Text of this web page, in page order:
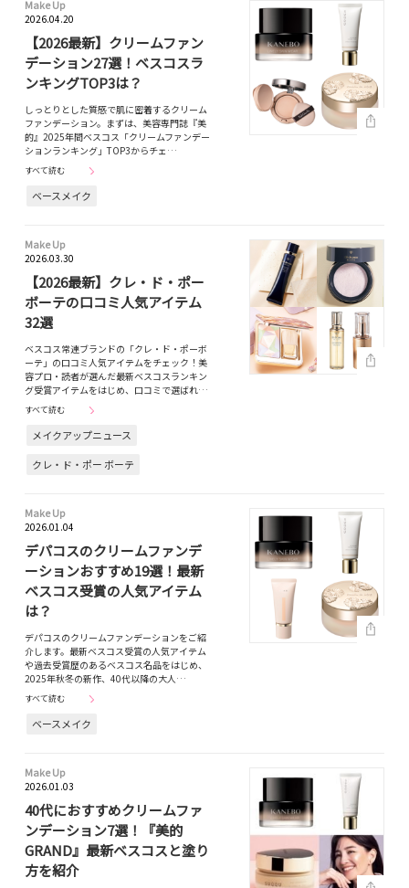
Make Up
2026.04.20
【2026最新】クリームファン
デーション27選！ベスコスラ
ンキングTOP3は？
しっとりとした質感で肌に密着するクリーム
ファンデーション。まずは、美容専門誌『美
的』2025年間ベスコス「クリームファンデー
ションランキング」TOP3からチェ…
すべて読む
ベースメイク
Make Up
2026.03.30
【2026最新】クレ・ド・ポー
ボーテの口コミ人気アイテム
32選
ベスコス常連ブランドの「クレ・ド・ポーボ
ーテ」の口コミ人気アイテムをチェック！美
容プロ・読者が選んだ最新ベスコスランキン
グ受賞アイテムをはじめ、口コミで選ばれ…
すべて読む
メイクアップニュース
クレ・ド・ポー ボーテ
Make Up
2026.01.04
デパコスのクリームファンデ
ーションおすすめ19選！最新
ベスコス受賞の人気アイテム
は？
デパコスのクリームファンデーションをご紹
介します。最新ベスコス受賞の人気アイテム
や過去受賞歴のあるベスコス名品をはじめ、
2025年秋冬の新作、40代以降の大人…
すべて読む
ベースメイク
Make Up
2026.01.03
40代におすすめクリームファ
ンデーション7選！『美的
GRAND』最新ベスコスと塗り
方を紹介